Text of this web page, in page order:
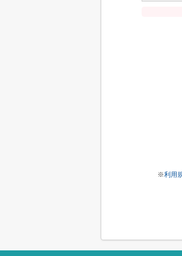
※利用